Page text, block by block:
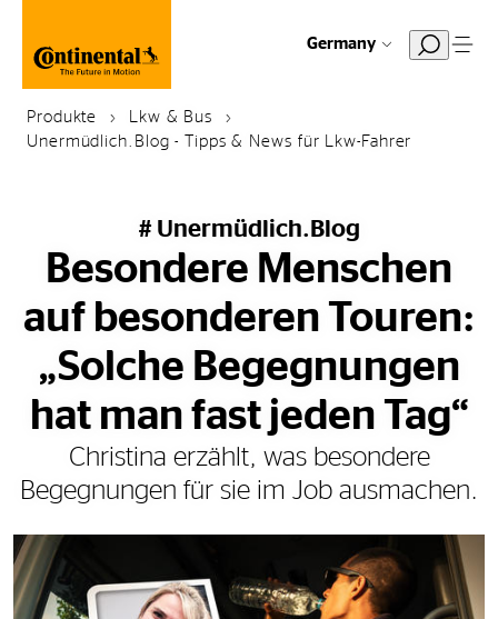
Germany
Produkte
Lkw & Bus
Unermüdlich.Blog - Tipps & News für Lkw-Fahrer
# Unermüdlich.Blog
Besondere Menschen
auf besonderen Touren:
„Solche Begegnungen
hat man fast jeden Tag“
Christina erzählt, was besondere
Begegnungen für sie im Job ausmachen.